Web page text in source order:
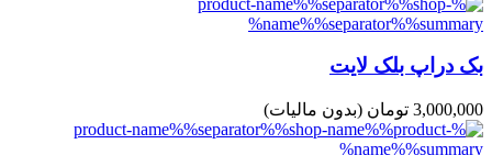
بک دراپ بلک لایت
3,000,000 تومان (بدون مالیات)